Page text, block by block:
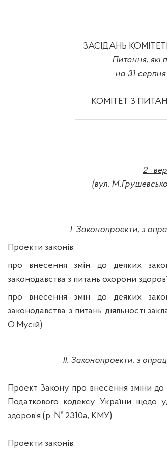
ЗАСІДАНЬ
Питання, які
на 31
КОМІТЕТ З
2
(вул.
І. Законопроекти, з
Проекти законів:
про внесення змін до деяких
законодавства з питань охорони
про внесення змін до деяких
законодавства з питань діяльності
О.Мусій).
ІІ. Законопроекти, з
Проект Закону про внесення зміни до
Податкового кодексу України щодо
здоров’я (р. № 2310а, КМУ).
Проекти законів: